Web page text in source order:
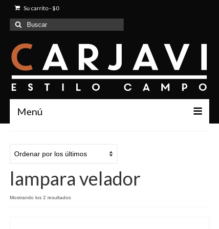
Su carrito-$0
Buscar
por:
Menú
Quienes Somos
Productos
Contacto
lampara velador
Mostrando los 2 resultados